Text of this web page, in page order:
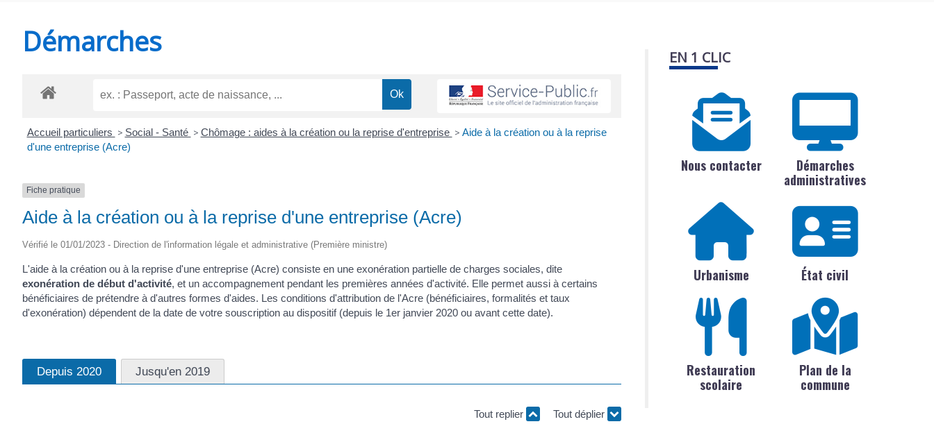
Démarches
Accueil particuliers > Social - Santé > Chômage : aides à la création ou la reprise d'entreprise > Aide à la création ou à la reprise
d'une entreprise (Acre)
Fiche pratique
Aide à la création ou à la reprise d'une entreprise (Acre)
Vérifié le 01/01/2023 - Direction de l'information légale et administrative (Première ministre)
L'aide à la création ou à la reprise d'une entreprise (Acre) consiste en une exonération partielle de charges sociales, dite
exonération de début d'activité, et un accompagnement pendant les premières années d'activité. Elle permet aussi à certains
bénéficiaires de prétendre à d'autres formes d'aides. Les conditions d'attribution de l'Acre (bénéficiaires, formalités et taux
d'exonération) dépendent de la date de votre souscription au dispositif (depuis le 1er janvier 2020 ou avant cette date).
Depuis 2020 Jusqu'en 2019
Tout replier Tout déplier
EN 1 CLIC
Nous contacter
Démarches
administratives
Urbanisme État civil
Restauration
scolaire
Plan de la
commune